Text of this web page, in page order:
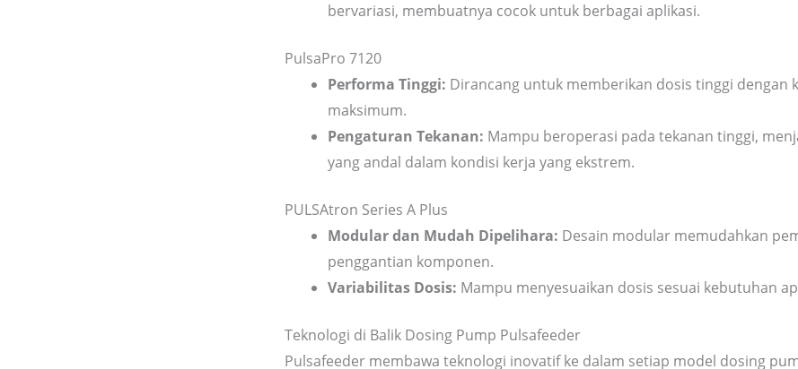
bervariasi, membuatnya cocok untuk berbagai aplikasi.
PulsaPro 7120
Performa Tinggi: Dirancang untuk memberikan dosis tinggi dengan
maksimum.
Pengaturan Tekanan: Mampu beroperasi pada tekanan tinggi,
yang andal dalam kondisi kerja yang ekstrem.
PULSAtron Series A Plus
Modular dan Mudah Dipelihara: Desain modular memudahkan
penggantian komponen.
Variabilitas Dosis: Mampu menyesuaikan dosis sesuai kebutuhan
Teknologi di Balik Dosing Pump Pulsafeeder
Pulsafeeder membawa teknologi inovatif ke dalam setiap model dosing